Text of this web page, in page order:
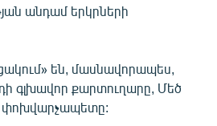
անդամ երկրների
են, մասնավորապես,
գլխավոր քարտուղարը, Մեծ
փոխվարչապետը: